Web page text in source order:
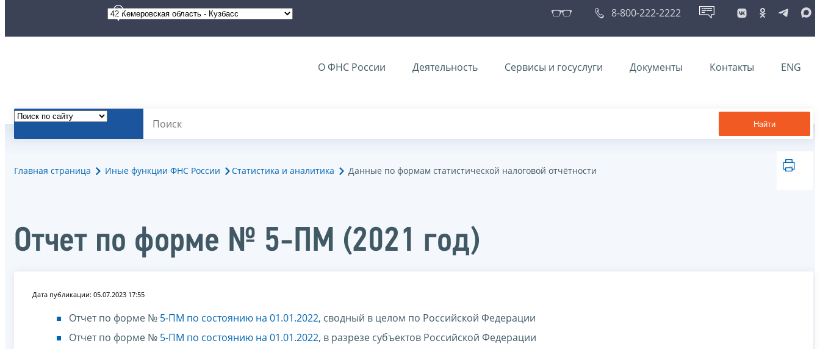
8-800-222-2222
О ФНС России Деятельность Сервисы и госуслуги Документы Контакты ENG
Найти
Главная страница Иные функции ФНС России Статистика и аналитика Данные по формам статистической налоговой отчётности
Отчет по форме № 5-ПМ (2021 год)
Дата публикации: 05.07.2023 17:55
Отчет по форме № 5-ПМ по состоянию на 01.01.2022, сводный в целом по Российской Федерации
Отчет по форме № 5-ПМ по состоянию на 01.01.2022, в разрезе субъектов Российской Федерации